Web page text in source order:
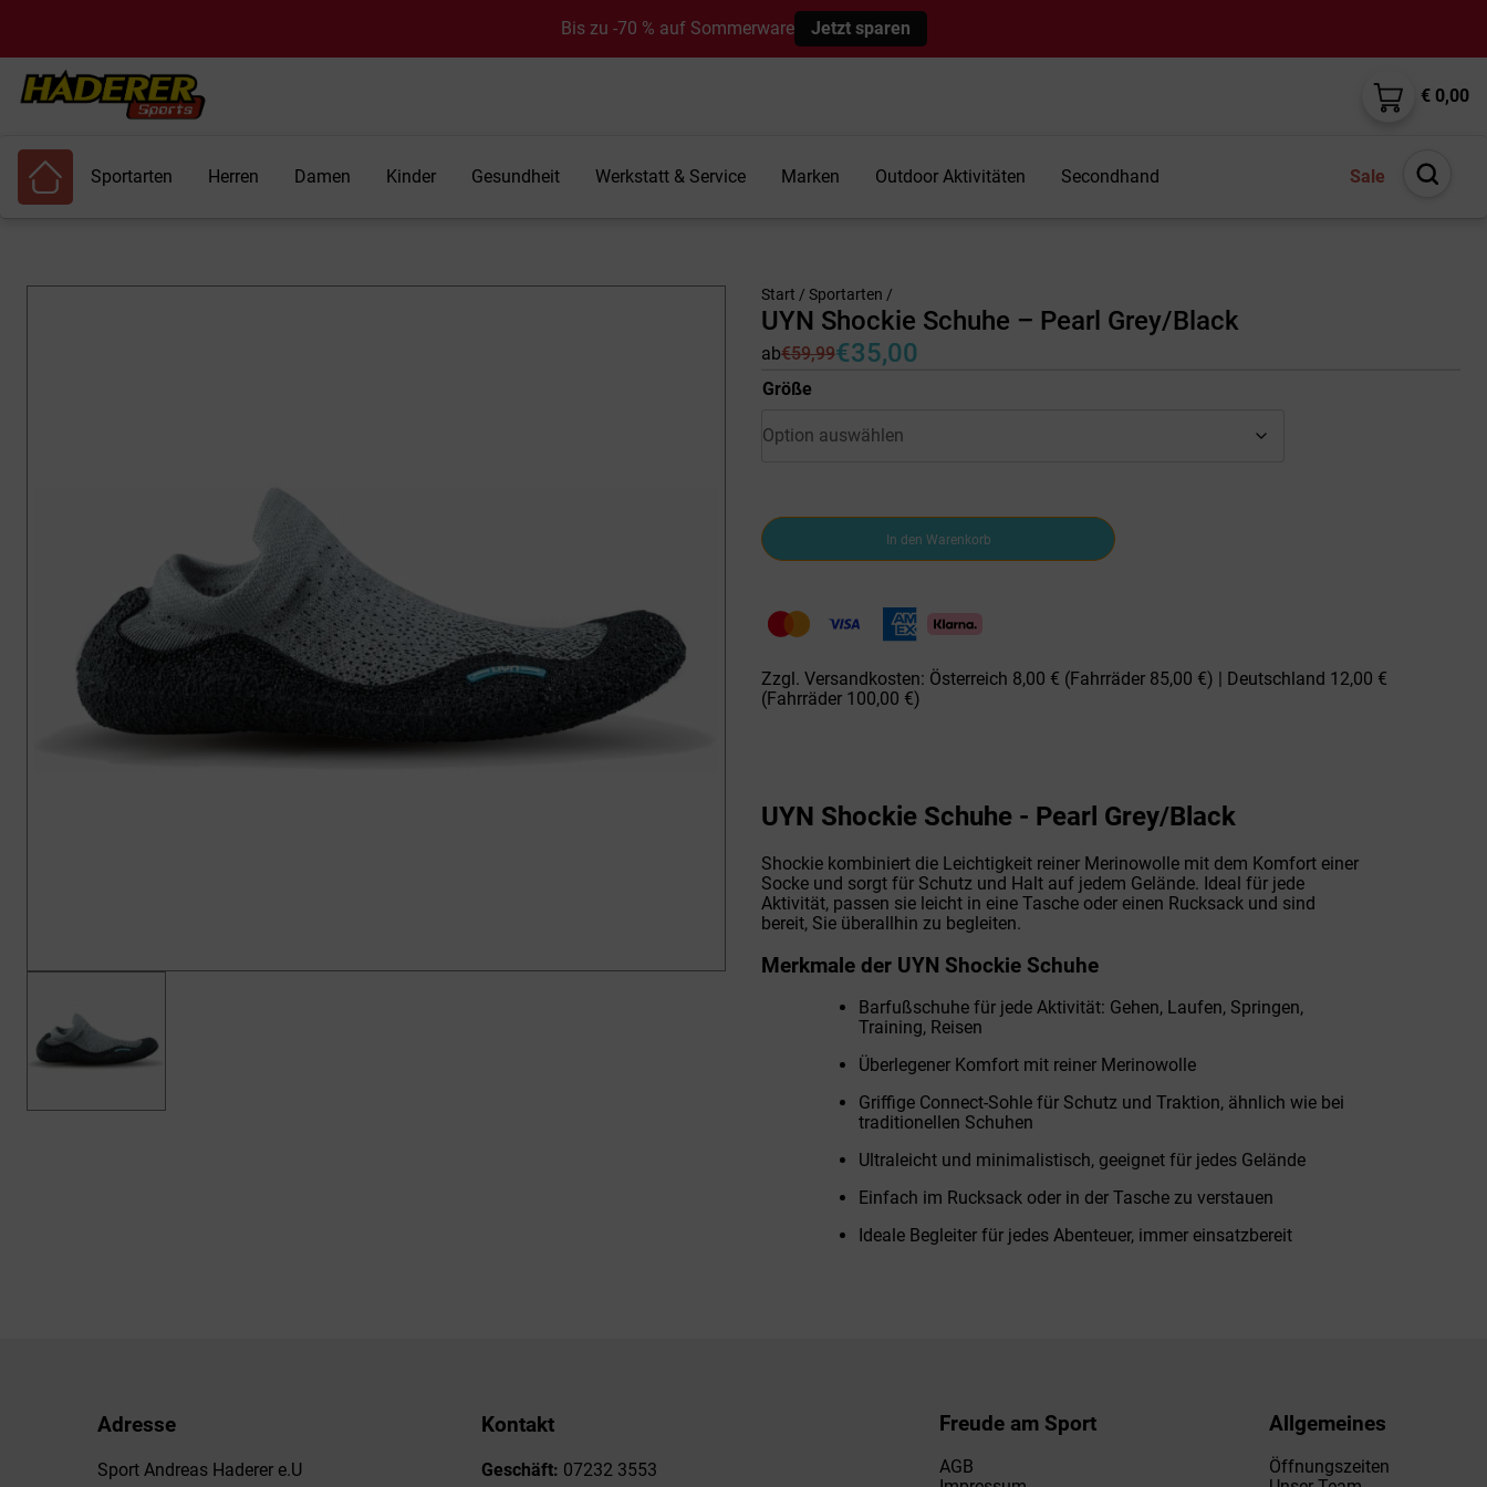
Bis zu -70 % auf Sommerware Jetzt sparen
€ 0,00
Sportarten Herren Damen Kinder Gesundheit Werkstatt & Service Marken Outdoor Aktivitäten Secondhand Sale
Suche
Start / Sportarten /
UYN Shockie Schuhe – Pearl Grey/Black
ab€59,99
Ursprünglicher
Preis
war:
€35,00
Aktueller
Preis
ist:
Größe
UYN
Shockie
Schuhe
Grey/Black
Menge
In den Warenkorb
Zzgl. Versandkosten: Österreich 8,00 € (Fahrräder 85,00 €) | Deutschland 12,00 €
(Fahrräder 100,00 €)
UYN Shockie Schuhe - Pearl Grey/Black
Shockie kombiniert die Leichtigkeit reiner Merinowolle mit dem Komfort einer
Socke und sorgt für Schutz und Halt auf jedem Gelände. Ideal für jede
Aktivität, passen sie leicht in eine Tasche oder einen Rucksack und sind
bereit, Sie überallhin zu begleiten.
Merkmale der UYN Shockie Schuhe
Barfußschuhe für jede Aktivität: Gehen, Laufen, Springen,
Training, Reisen
Überlegener Komfort mit reiner Merinowolle
Griffige Connect-Sohle für Schutz und Traktion, ähnlich wie bei
traditionellen Schuhen
Ultraleicht und minimalistisch, geeignet für jedes Gelände
Einfach im Rucksack oder in der Tasche zu verstauen
Ideale Begleiter für jedes Abenteuer, immer einsatzbereit
Adresse
Sport Andreas Haderer e.U
Kontakt
Geschäft: 07232 3553
Freude am Sport
AGB
Allgemeines
Öffnungszeiten